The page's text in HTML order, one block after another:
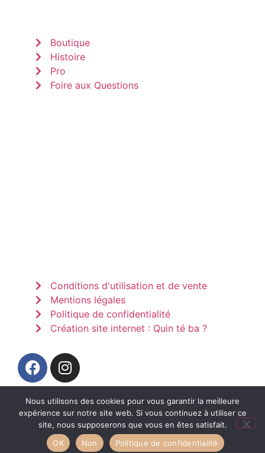
Boutique
Histoire
Pro
Foire aux Questions
Conditions d'utilisation et de vente
Mentions légales
Politique de confidentialité
Création site internet : Quin té ba ?
Nous utilisons des cookies pour vous garantir la meilleure
expérience sur notre site web. Si vous continuez à utiliser ce
site, nous supposerons que vous en êtes satisfait.
OK
Non Politique de confidentialité